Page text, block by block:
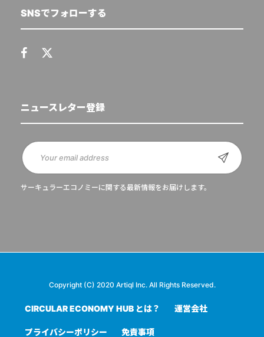
SNSでフォローする
ニュースレター登録
サーキュラーエコノミーに関する最新情報をお届けします。
Copyright (C) 2020 Artiql Inc. All Rights Reserved.
CIRCULAR ECONOMY HUB とは？ 運営会社
プライバシーポリシー 免責事項